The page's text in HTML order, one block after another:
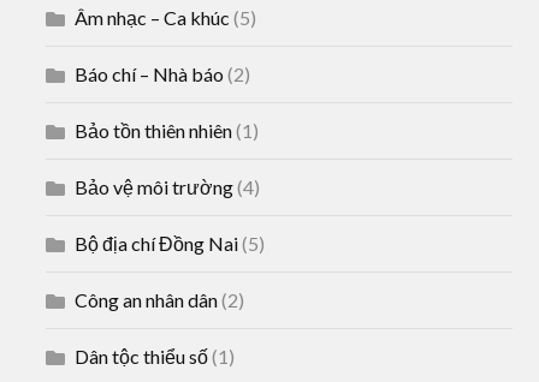
Âm nhạc – Ca khúc (5)
Báo chí – Nhà báo (2)
Bảo tồn thiên nhiên(1)
Bảo vệ môi trường(4)
Bộ địa chí Đồng Nai(5)
Công an nhân dân(2)
Dân tộc thiểu số(1)